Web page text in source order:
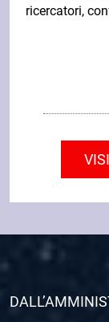
ricercatori,